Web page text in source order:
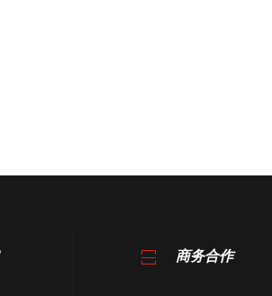
商务合作